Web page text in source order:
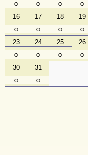
並
木
子
ど
も
向
け
○ ○ ○ ○
16
○
17
○
18
○
19
○
23
○
24
○
25
○
26
○
30
○
31
○